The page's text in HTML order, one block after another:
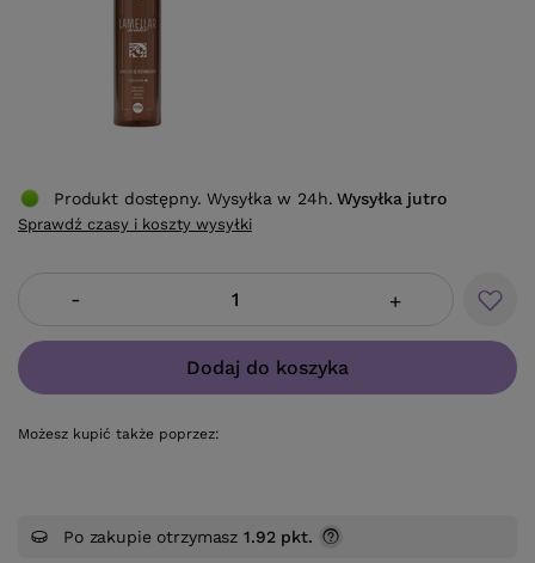
- +
Dodaj do koszyka
Możesz kupić także poprzez:
Produkt dostępny. Wysyłka w 24h. Wysyłka jutro
Sprawdź czasy i koszty wysyłki
Po zakupie otrzymasz1.92 pkt.